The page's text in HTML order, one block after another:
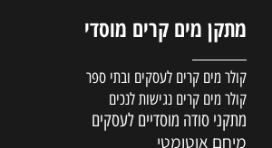
מתקן מים קרים מוסדי
קולר מים קרים לעסקים ובתי ספר
קולר מים קרים נגישות לנכים
מתקני סודה מוסדיים לעסקים
מיחם אוטומטי